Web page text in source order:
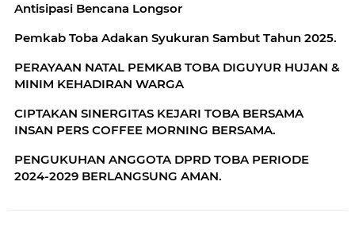
Antisipasi Bencana Longsor
Pemkab Toba Adakan Syukuran Sambut Tahun 2025.
PERAYAAN NATAL PEMKAB TOBA DIGUYUR HUJAN &
MINIM KEHADIRAN WARGA
CIPTAKAN SINERGITAS KEJARI TOBA BERSAMA
INSAN PERS COFFEE MORNING BERSAMA.
PENGUKUHAN ANGGOTA DPRD TOBA PERIODE
2024-2029 BERLANGSUNG AMAN.